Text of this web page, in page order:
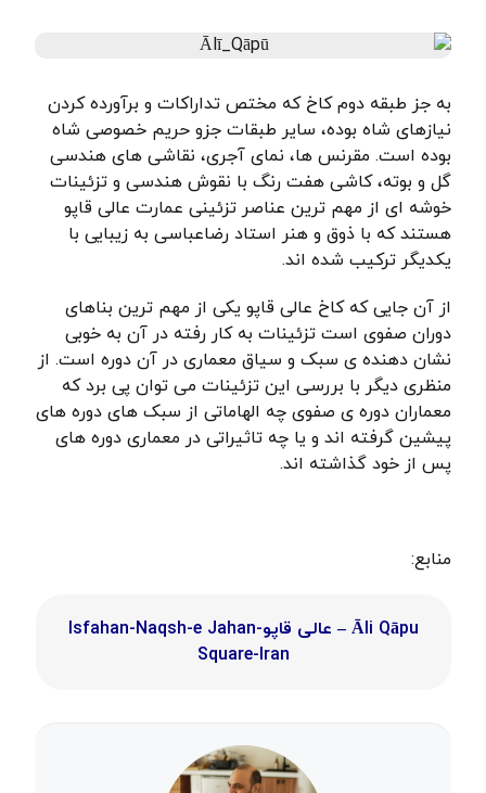
به جز طبقه دوم کاخ که مختص تداراکات و برآورده کردن
نیازهای شاه بوده، سایر طبقات جزو حریم خصوصی شاه
بوده است. مقرنس ها، نمای آجری، نقاشی های هندسی
گل و بوته، کاشی هفت رنگ با نقوش هندسی و تزئینات
خوشه ای از مهم ترین عناصر تزئینی عمارت عالی قاپو
هستند که با ذوق و هنر استاد رضاعباسی به زیبایی با
یکدیگر ترکیب شده اند.
از آن جایی که کاخ عالی قاپو یکی از مهم ترین بناهای
دوران صفوی است تزئینات به کار رفته در آن به خوبی
نشان دهنده ی سبک و سیاق معماری در آن دوره است. از
منظری دیگر با بررسی این تزئینات می توان پی برد که
معماران دوره ی صفوی چه الهاماتی از سبک های دوره های
پیشین گرفته اند و یا چه تاثیراتی در معماری دوره های
پس از خود گذاشته اند.
منابع:
Āli Qāpu – عالی‌ قاپو-Isfahan-Naqsh-e Jahan
Square-Iran